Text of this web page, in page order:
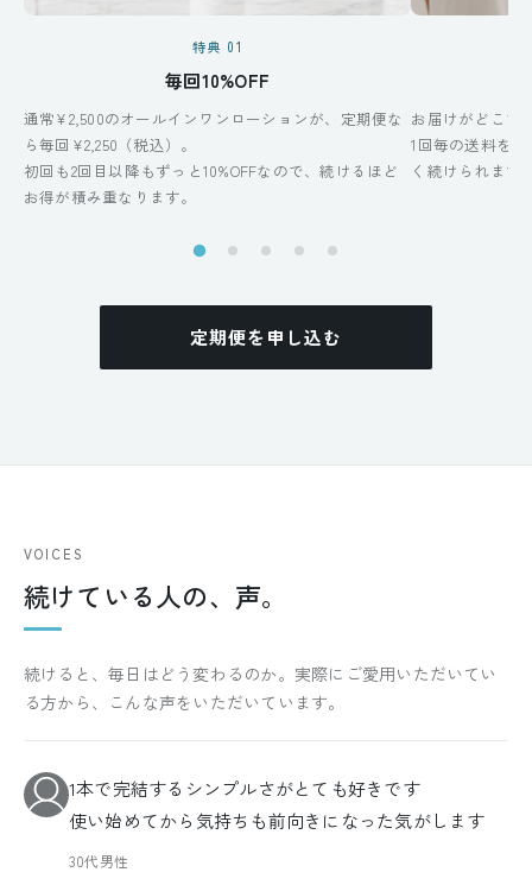
特典 01
毎回10%OFF
通常¥2,500のオールインワンローションが、定期便な
ら毎回¥2,250（税込）。
初回も2回目以降もずっと10%OFFなので、続けるほど
お得が積み重なります。
お届けがどこで
1回毎の送料を
く続けられます
定期便を申し込む
VOICES
続けている人の、声。
続けると、毎日はどう変わるのか。実際にご愛用いただいてい
る方から、こんな声をいただいています。
1本で完結するシンプルさがとても好きです
使い始めてから気持ちも前向きになった気がします
30代男性